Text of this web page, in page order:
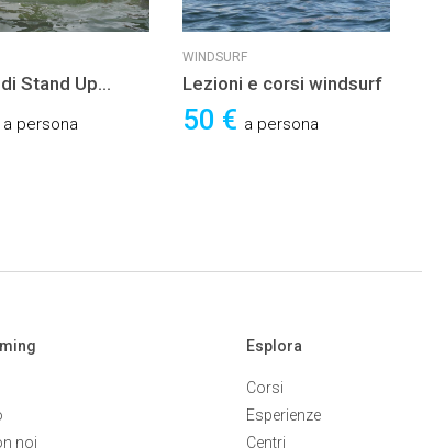
Stand Up
a persona
WINDSURF
Lezioni e corsi windsurf
50 € a persona
noi
Esplora
Corsi
Esperienze
Centri